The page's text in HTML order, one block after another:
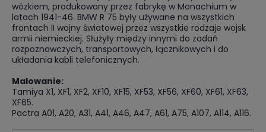
wózkiem, produkowany przez fabrykę w Monachium w
latach 1941-46. BMW R 75 były używane na wszystkich
frontach II wojny światowej przez wszystkie rodzaje wojsk
armii niemieckiej. Służyły między innymi do zadań
rozpoznawczych, transportowych, łącznikowych i do
układania kabli telefonicznych.
Malowanie:
Tamiya X1, XF1, XF2, XF10, XF15, XF53, XF56, XF60, XF61, XF63,
XF65.
Pactra A01, A20, A31, A41, A46, A47, A61, A75, A107, A114, A116.